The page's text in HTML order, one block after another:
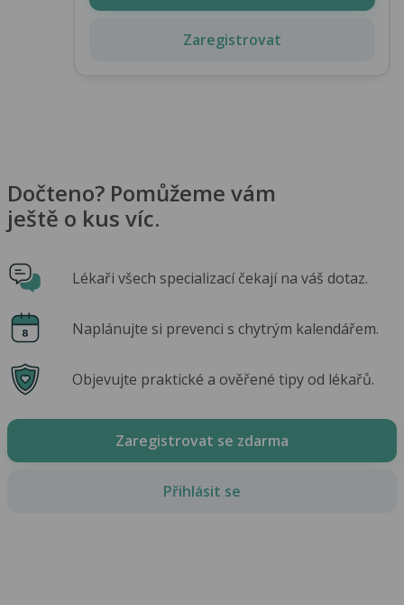
Zaregistrovat
Dočteno? Pomůžeme vám
ještě o kus víc.
Lékaři všech specializací čekají na váš dotaz.
Naplánujte si prevenci s chytrým kalendářem.
Objevujte praktické a ověřené tipy od lékařů.
Zaregistrovat se zdarma
Přihlásit se